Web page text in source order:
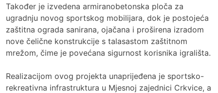
Također je izvedena armiranobetonska ploča za
ugradnju novog sportskog mobilijara, dok je postojeća
zaštitna ograda sanirana, ojačana i proširena izradom
nove čelične konstrukcije s talasastom zaštitnom
mrežom, čime je povećana sigurnost korisnika igrališta.
Realizacijom ovog projekta unaprijeđena je sportsko-
rekreativna infrastruktura u Mjesnoj zajednici Crkvice, a